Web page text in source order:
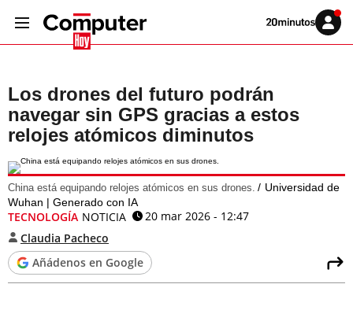
Volver
Iniciar
sesión
Los drones del futuro podrán
navegar sin GPS gracias a estos
relojes atómicos diminutos
China está equipando relojes atómicos en sus drones.
Universidad de
Wuhan | Generado con IA
TECNOLOGÍA NOTICIA
20 mar 2026 - 12:47
Claudia Pacheco
Añádenos en Google